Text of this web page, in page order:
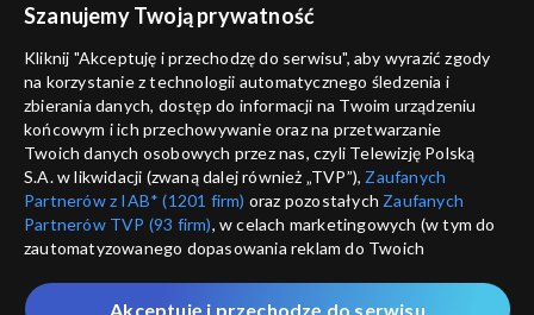
ANULUJ
informacje o dostawcy usług
Szanujemy Twoją prywatność
Kliknij "Akceptuję i przechodzę do serwisu", aby wyrazić zgody
na korzystanie z technologii automatycznego śledzenia i
zbierania danych, dostęp do informacji na Twoim urządzeniu
końcowym i ich przechowywanie oraz na przetwarzanie
Twoich danych osobowych przez nas, czyli Telewizję Polską
S.A. w likwidacji (zwaną dalej również „TVP”), Zaufanych
Partnerów z IAB* (1201 firm) oraz pozostałych Zaufanych
Partnerów TVP (93 firm), w celach marketingowych (w tym do
zautomatyzowanego dopasowania reklam do Twoich
które wskazujemy poniżej, a także zgody na udostępnianie
Akceptuję i przechodzę do serwisu